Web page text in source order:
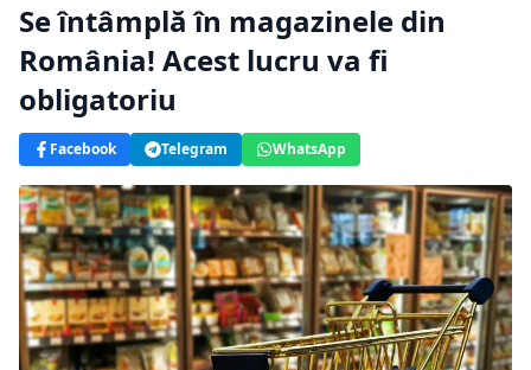
Se întâmplă în magazinele din
România! Acest lucru va fi
obligatoriu
Facebook Telegram WhatsApp